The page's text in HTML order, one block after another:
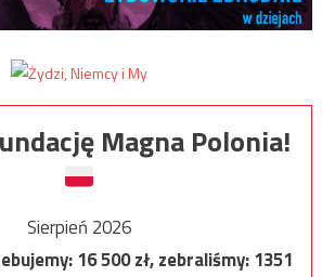
Magna Polonia!
Sierpień 2026
16 500zł, zebraliśmy:1351